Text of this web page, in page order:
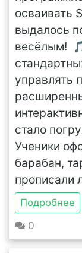
осваивать
выдалось
весёлым!
управлять
стало
Ученики
барабан,
прописали
Подробнее
0